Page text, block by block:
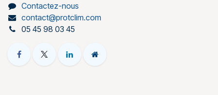
Contactez-nous
contact@protclim.com
05 45 98 03 45